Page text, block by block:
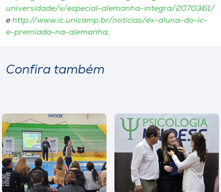
universidade/v/especial-alemanha-integra/2070361/
e http://www.ic.unicamp.br/noticias/ex-aluna-do-ic-
e-premiada-na-alemanha.
Confira também